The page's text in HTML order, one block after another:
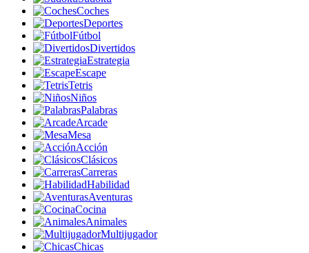
Coches
Deportes
Fútbol
Divertidos
Estrategia
Escape
Tetris
Niños
Palabras
Arcade
Mesa
Acción
Clásicos
Carreras
Habilidad
Aventuras
Cocina
Animales
Multijugador
Chicas